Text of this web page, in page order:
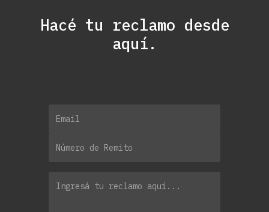
Hacé tu reclamo desde
aquí.